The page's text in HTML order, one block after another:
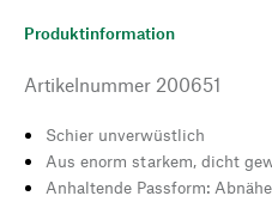
Produktinformation
Artikelnummer 200651
Schier unverwüstlich
Aus enorm starkem, dicht
Anhaltende Passform: